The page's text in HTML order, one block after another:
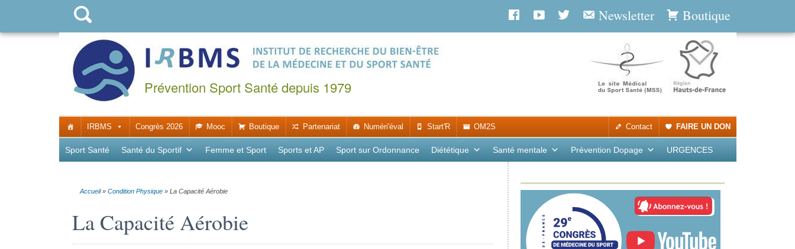
Boutique
Newsletter
Prévention Sport Santé depuis 1979
IRBMS Congrès 2026 Mooc Boutique Partenariat Numéri'éval Start'R OM2S FAIRE UN DON
Contact
Sport Santé Santé du Sportif Femme et Sport Sports et AP Sport sur Ordonnance Diététique Santé mentale Prévention Dopage URGENCES
Accueil» Condition Physique» La Capacité Aérobie
La Capacité Aérobie